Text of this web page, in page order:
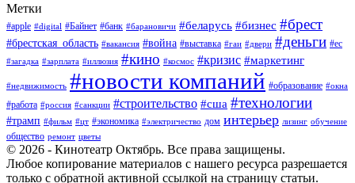
Метки
#apple #digital #Байнет #банк #барановичи #беларусь #бизнес #брест
#брестская_область #вакансия #война #выставка #гаи #двери #деньги #ес
#загадка #зарплата #иллюзия #кино #космос #кризис #маркетинг
#недвижимость #новости компаний #образование #окна
#работа #россия #санкции #строительство #сша #технологии
#трамп #фильм #цт #экономика #электричество дом интерьер лизинг обучение
общество ремонт цветы
© 2026 - Кинотеатр Октябрь. Все права защищены.
Любое копирование материалов с нашего ресурса разрешается
только с обратной активной ссылкой на страницу статьи.